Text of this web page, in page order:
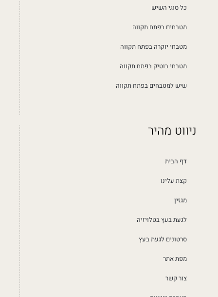
כל סוגי השיש
מטבחים בפתח תקווה
מטבחי יוקרה בפתח תקווה
מטבחי בוטיק בפתח תקווה
שיש למטבחים בפתח תקווה
ניווט מהיר
דף הבית
קצת עלינו
מגזין
לגעת בעץ בטלויזיה
סרטונים לגעת בעץ
מפת אתר
צור קשר